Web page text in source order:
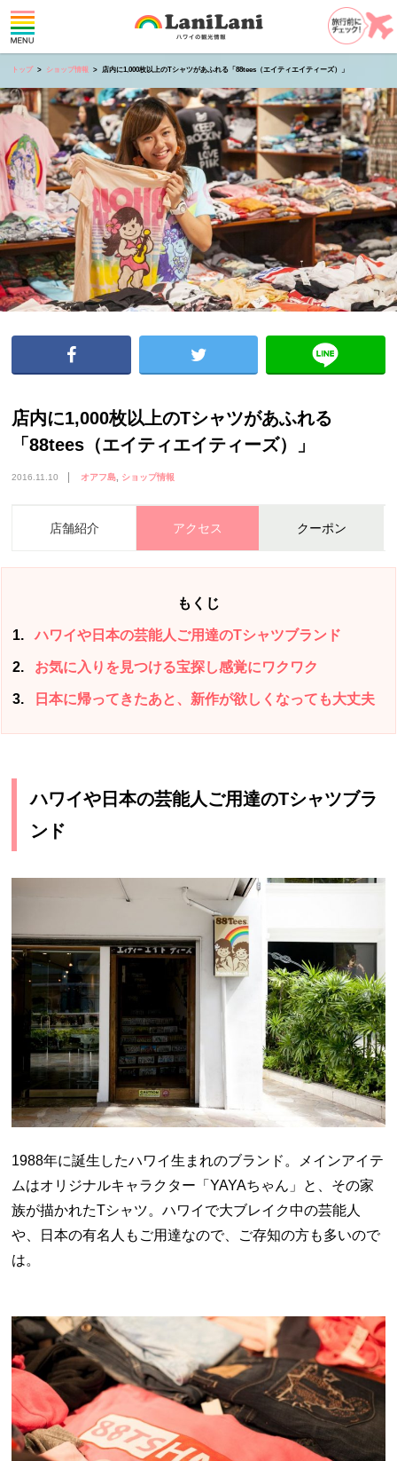
トップ ショップ情報 店内に1,000枚以上のTシャツがあふれる「88tees（エイティエイティーズ）」
店内に1,000枚以上のTシャツがあふれる
「88tees（エイティエイティーズ）」
2016.11.10 オアフ島 ショップ情報
店舗紹介 アクセス クーポン
もくじ
1 ハワイや日本の芸能人ご用達のTシャツブランド
2 お気に入りを見つける宝探し感覚にワクワク
3 日本に帰ってきたあと、新作が欲しくなっても大丈夫
ハワイや日本の芸能人ご用達のTシャツブラ
ンド
1988年に誕生したハワイ生まれのブランド。メインアイテ
ムはオリジナルキャラクター「YAYAちゃん」と、その家
族が描かれたTシャツ。ハワイで大ブレイク中の芸能人
や、日本の有名人もご用達なので、ご存知の方も多いので
は。